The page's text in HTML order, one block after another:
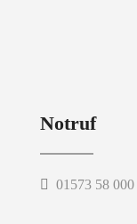
Notruf
01573 58 000